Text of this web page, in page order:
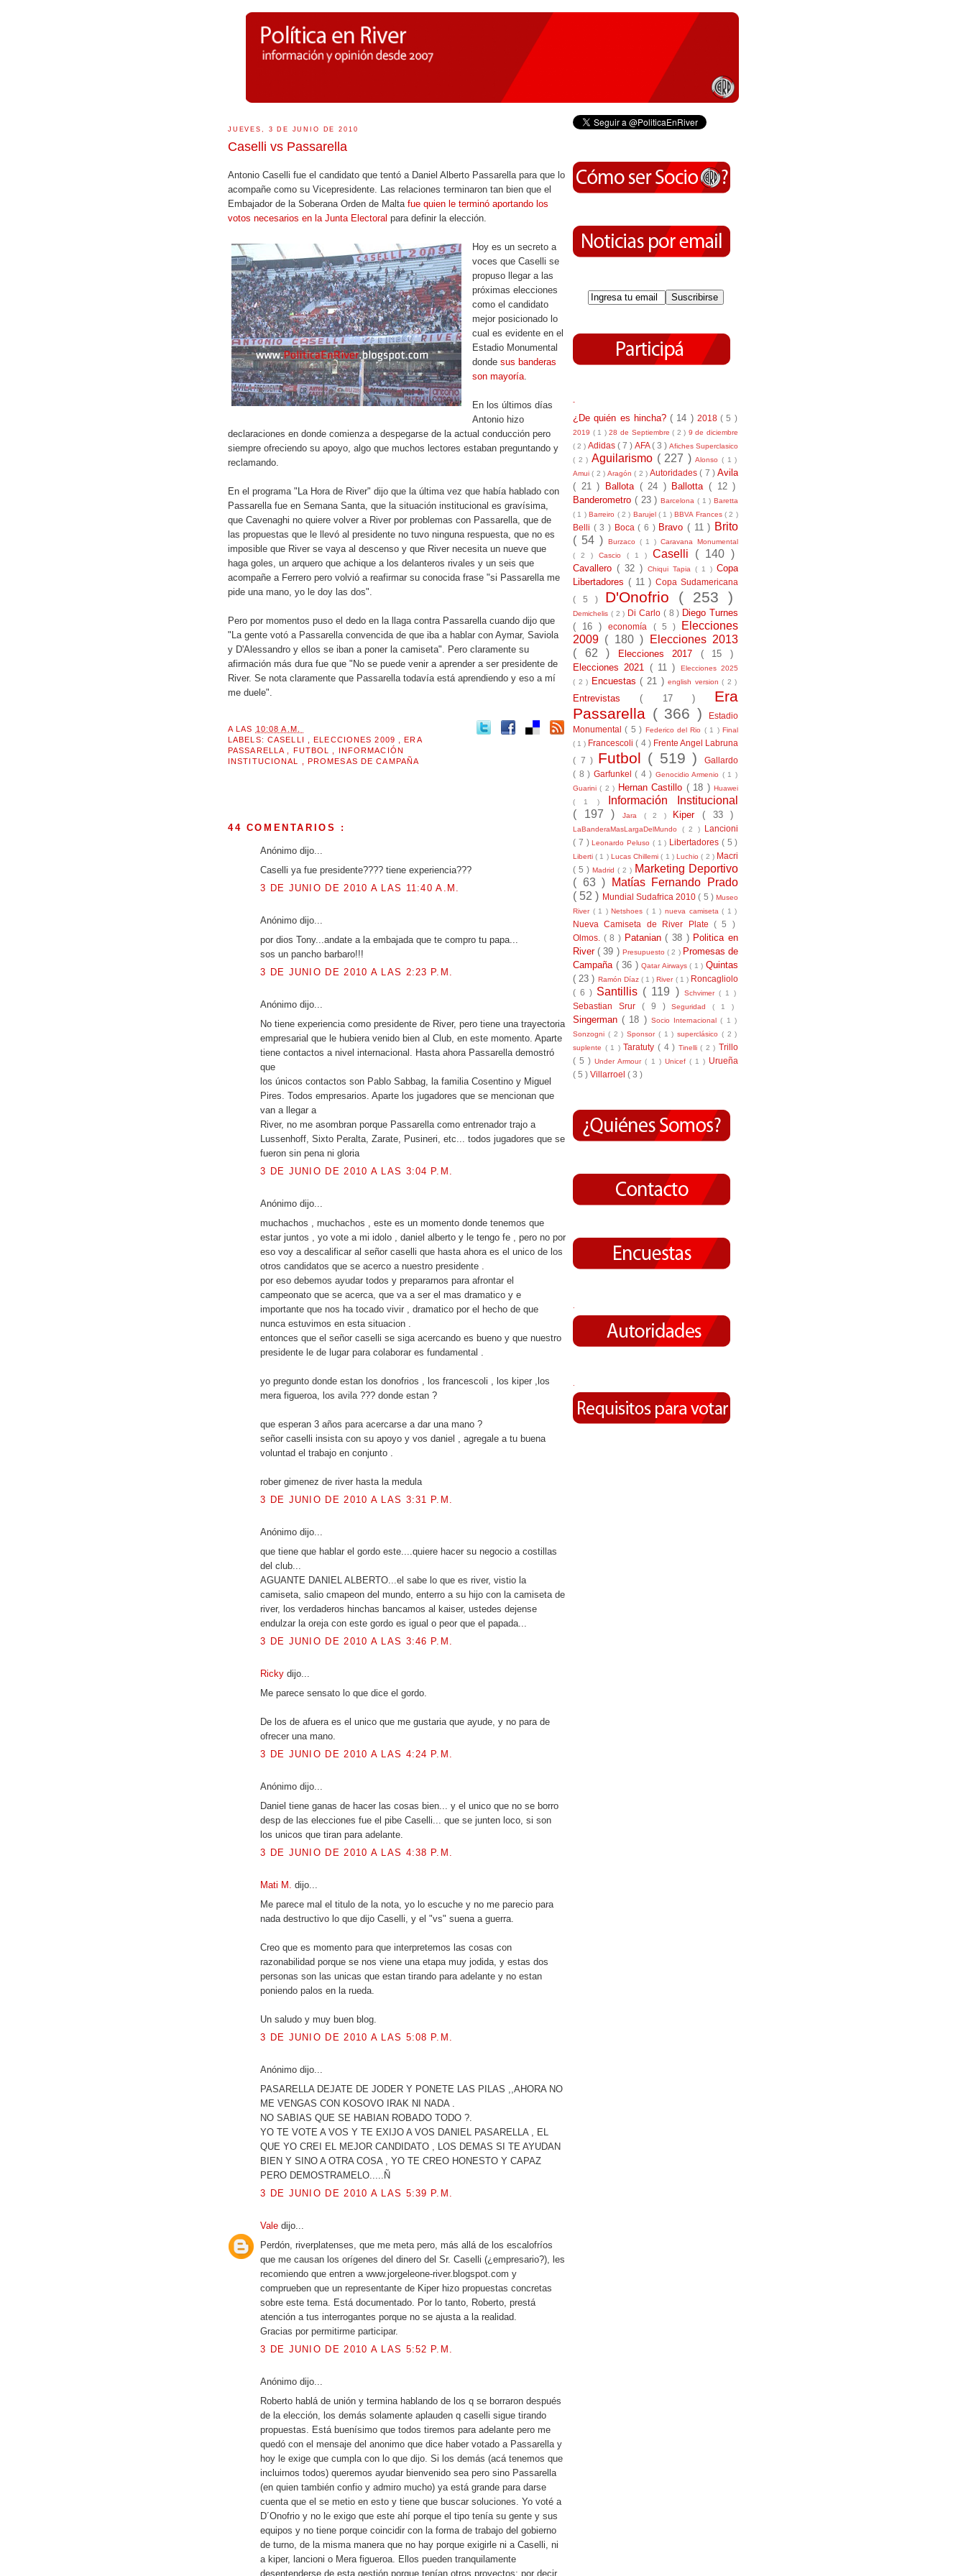
JUEVES, 3 DE JUNIO DE 2010
Caselli vs Passarella
Antonio Caselli fue el candidato que tentó a Daniel Alberto Passarella para que lo
acompañe como su Vicepresidente. Las relaciones terminaron tan bien que el
Embajador de la Soberana Orden de Malta fue quien le terminó aportando los
votos necesarios en la JuntaElectoral para definir la elección.
Hoy es un secreto a
voces que Caselli se
propuso llegar a las
próximas elecciones
como el candidato
mejor posicionado lo
cual es evidente en el
Estadio Monumental
donde sus banderas
son mayoría.
En los últimos días
Antonio hizo
declaraciones en donde comienza a despegarse de la actual conducción pero
siempre ofreciendo su apoyo, algo que muchos lectores estaban preguntando y
reclamando.
En el programa "La Hora de River" dijo que la última vez que había hablado con
Passarella fue en Semana Santa, que la situación institucional es gravísima,
que Cavenaghi no quiere volver a River por problemas con Passarella, que de
las propuestas que le llevó al presidente no tuvo ninguna respuesta, que no es
imposible que River se vaya al descenso y que River necesita un nueve que
haga goles, un arquero que achique a los delanteros rivales y un seis que
acompañe a Ferrero pero volvió a reafirmar su conocida frase "si Passarella me
pide una mano, yo le doy las dos".
Pero por momentos puso el dedo en la llaga contra Passarella cuando dijo que
"La gente votó a Passarella convencida de que iba a hablar con Aymar, Saviola
y D'Alessandro y ellos se iban a poner la camiseta". Pero claramente su
afirmación más dura fue que "No se puede venir a aprender a ser presidente de
River. Se nota claramente que Passarella todavía está aprendiendo y eso a mí
me duele".
A LAS 10:08 A.M.
LABELS: CASELLI ,ELECCIONES 2009 ,ERA
PASSARELLA
FUTBOL
INFORMACIÓN
INSTITUCIONAL
PROMESAS DE CAMPAÑA
44 COMENTARIOS :
Anónimo dijo...
Caselli ya fue presidente???? tiene experiencia???
3 DE JUNIO DE 2010 A LAS 11:40 A.M.
Anónimo dijo...
por dios Tony...andate a la embajada que te compro tu papa...
sos un pancho barbaro!!!
3 DE JUNIO DE 2010 A LAS 2:23 P.M.
Anónimo dijo...
No tiene experiencia como presidente de River, pero tiene una trayectoria
empresarial que le hubiera venido bien al Club, en este momento. Aparte
tiene contactos a nivel internacional. Hasta ahora Passarella demostró
que
los únicos contactos son Pablo Sabbag, la familia Cosentino y Miguel
Pires. Todos empresarios. Aparte los jugadores que se mencionan que
van a llegar a
River, no me asombran porque Passarella como entrenador trajo a
Lussenhoff, Sixto Peralta, Zarate, Pusineri, etc... todos jugadores que se
fueron sin pena ni gloria
3 DE JUNIO DE 2010 A LAS 3:04 P.M.
Anónimo dijo...
muchachos , muchachos , este es un momento donde tenemos que
estar juntos , yo vote a mi idolo , daniel alberto y le tengo fe , pero no por
eso voy a descalificar al señor caselli que hasta ahora es el unico de los
otros candidatos que se acerco a nuestro presidente .
por eso debemos ayudar todos y prepararnos para afrontar el
campeonato que se acerca, que va a ser el mas dramatico y e
importante que nos ha tocado vivir , dramatico por el hecho de que
nunca estuvimos en esta situacion .
entonces que el señor caselli se siga acercando es bueno y que nuestro
presidente le de lugar para colaborar es fundamental .
yo pregunto donde estan los donofrios , los francescoli , los kiper ,los
mera figueroa, los avila ??? donde estan ?
que esperan 3 años para acercarse a dar una mano ?
señor caselli insista con su apoyo y vos daniel , agregale a tu buena
voluntad el trabajo en conjunto .
rober gimenez de river hasta la medula
3 DE JUNIO DE 2010 A LAS 3:31 P.M.
Anónimo dijo...
que tiene que hablar el gordo este....quiere hacer su negocio a costillas
del club...
AGUANTE DANIEL ALBERTO...el sabe lo que es river, vistio la
camiseta, salio cmapeon del mundo, enterro a su hijo con la camiseta de
river, los verdaderos hinchas bancamos al kaiser, ustedes dejense
endulzar la oreja con este gordo es igual o peor que el papada...
3 DE JUNIO DE 2010 A LAS 3:46 P.M.
Ricky dijo...
Me parece sensato lo que dice el gordo.
De los de afuera es el unico que me gustaria que ayude, y no para de
ofrecer una mano.
3 DE JUNIO DE 2010 A LAS 4:24 P.M.
Anónimo dijo...
Daniel tiene ganas de hacer las cosas bien... y el unico que no se borro
desp de las elecciones fue el pibe Caselli... que se junten loco, si son
los unicos que tiran para adelante.
3 DE JUNIO DE 2010 A LAS 4:38 P.M.
Mati M. dijo...
Me parece mal el titulo de la nota, yo lo escuche y no me parecio para
nada destructivo lo que dijo Caselli, y el "vs" suena a guerra.
Creo que es momento para que interpretemos las cosas con
razonabilidad porque se nos viene una etapa muy jodida, y estas dos
personas son las unicas que estan tirando para adelante y no estan
poniendo palos en la rueda.
Un saludo y muy buen blog.
3 DE JUNIO DE 2010 A LAS 5:08 P.M.
Anónimo dijo...
PASARELLA DEJATE DE JODER Y PONETE LAS PILAS ,,AHORA NO
ME VENGAS CON KOSOVO IRAK NI NADA .
NO SABIAS QUE SE HABIAN ROBADO TODO ?.
YO TE VOTE A VOS Y TE EXIJO A VOS DANIEL PASARELLA , EL
QUE YO CREI EL MEJOR CANDIDATO , LOS DEMAS SI TE AYUDAN
BIEN Y SINO A OTRA COSA , YO TE CREO HONESTO Y CAPAZ
PERO DEMOSTRAMELO.....Ñ
3 DE JUNIO DE 2010 A LAS 5:39 P.M.
Vale dijo...
Perdón, riverplatenses, que me meta pero, más allá de los escalofríos
que me causan los orígenes del dinero del Sr. Caselli (¿empresario?), les
recomiendo que entren a www.jorgeleone-river.blogspot.com y
comprueben que un representante de Kiper hizo propuestas concretas
sobre este tema. Está documentado. Por lo tanto, Roberto, prestá
atención a tus interrogantes porque no se ajusta a la realidad.
Gracias por permitirme participar.
3 DE JUNIO DE 2010 A LAS 5:52 P.M.
Anónimo dijo...
Roberto hablá de unión y termina hablando de los q se borraron después
de la elección, los demás solamente aplauden q caselli sigue tirando
propuestas. Está buenísimo que todos tiremos para adelante pero me
quedó con el mensaje del anonimo que dice haber votado a Passarella y
hoy le exige que cumpla con lo que dijo. Si los demás (acá tenemos que
incluirnos todos) queremos ayudar bienvenido sea pero sino Passarella
(en quien también confio y admiro mucho) ya está grande para darse
cuenta que el se metio en esto y tiene que buscar soluciones. Yo voté a
D´Onofrio y no le exigo que este ahí porque el tipo tenía su gente y sus
equipos y no tiene porque coincidir con la forma de trabajo del gobierno
de turno, de la misma manera que no hay porque exigirle ni a Caselli, ni
a kiper, lancioni o Mera figueroa. Ellos pueden tranquilamente
desentenderse de esta gestión porque tenían otros proyectos; por decir
-
¿De quién es hincha?( 14 ) 2018( 5 )
2019 ( 1 )28 de Septiembre( 2 ) 9 de diciembre
( 2 ) Adidas ( 7 ) AFA( 3 ) Afiches Superclasico
( 2 ) Aguilarismo ( 227 )Alonso( 1 )
Amui( 2 ) Aragón( 2 ) Autoridades( 7 ) Avila
( 21 )
Ballota ( 24 ) Ballotta( 12 )
Banderometro ( 23 ) Barcelona ( 1 ) Baretta
( 1 )Barreiro ( 2 ) Barujel ( 1 )BBVA Frances ( 2 )
Belli ( 3 ) Boca( 6 ) Bravo( 11 ) Brito
( 54 )
Burzaco ( 1 )Caravana Monumental
( 2 ) Cascio ( 1 ) Caselli ( 140 )
Cavallero ( 32 ) Chiqui Tapia ( 1 ) Copa
Libertadores ( 11 )Copa Sudamericana
( 5 ) D'Onofrio ( 253 )
Demichelis ( 2 ) Di Carlo ( 8 ) Diego Turnes
( 16 )economía ( 5 )
Elecciones
2009 ( 180 )
Elecciones 2013
( 62 )
Elecciones 2017 ( 15 )
Elecciones 2021 ( 11 )
Elecciones 2025
( 2 )
Encuestas( 21 )english version( 2 )
Entrevistas( 17 ) Era
Passarella ( 366 )
Estadio
Monumental( 5 ) Federico del Rio ( 1 )Final
( 1 ) Francescoli( 4 ) Frente Angel Labruna
( 7 ) Futbol ( 519 )Gallardo
( 8 ) Garfunkel ( 4 ) Genocidio Armenio ( 1 )
Guarini( 2 ) Hernan Castillo ( 18 )Huawei
( 1 )
Información Institucional
( 197 )
Jara ( 2 ) Kiper( 33 )
LaBanderaMasLargaDelMundo ( 2 ) Lancioni
( 7 )Leonardo Peluso ( 1 ) Libertadores ( 5 )
Liberti( 1 ) Lucas Chillemi( 1 )Luchio( 2 ) Macri
( 5 ) Madrid ( 2 ) Marketing Deportivo
( 63 )
Matías Fernando Prado
( 52 ) Mundial Sudafrica 2010( 5 )Museo
River ( 1 )Netshoes( 1 ) nueva camiseta( 1 )
Nueva Camiseta de River Plate ( 5 )
Olmos. ( 8 ) Patanian( 38 ) Politica en
River( 39 ) Presupuesto( 2 ) Promesas de
Campaña ( 36 )Qatar Airways( 1 )Quintas
( 23 ) Ramón Díaz ( 1 )River ( 1 ) Roncagliolo
( 6 ) Santillis ( 119 ) Schvimer ( 1 )
Sebastian Srur ( 9 )Seguridad( 1 )
Singerman( 18 ) Socio Internacional( 1 )
Sonzogni ( 2 ) Sponsor ( 1 ) superclásico ( 2 )
suplente ( 1 ) Taratuty ( 4 ) Tinelli( 2 ) Trillo
( 5 )Under Armour( 1 ) Unicef ( 1 ) Urueña
( 5 ) Villarroel ( 3 )